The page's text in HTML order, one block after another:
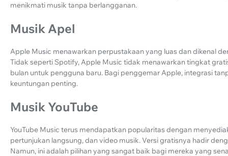
menikmati musik tanpa berlangganan.
Musik Apel
Apple Music menawarkan perpustakaan yang luas dan dikenal
Tidak seperti Spotify, Apple Music tidak menawarkan tingkat
bulan untuk pengguna baru. Bagi penggemar Apple, integrasi
keuntungan penting.
Musik YouTube
YouTube Music terus mendapatkan popularitas dengan
pertunjukan langsung, dan video musik. Versi gratisnya hadir
Namun, ini adalah pilihan yang sangat baik bagi mereka yang